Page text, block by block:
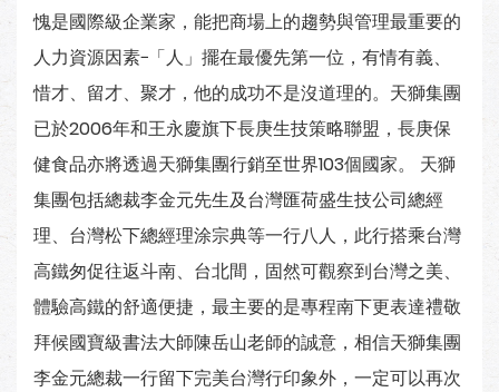
愧是國際級企業家，能把商場上的趨勢與管理最重要的
人力資源因素−「人」擺在最優先第一位，有情有義、
惜才、留才、聚才，他的成功不是沒道理的。天獅集團
已於2006年和王永慶旗下長庚生技策略聯盟，長庚保
健食品亦將透過天獅集團行銷至世界103個國家。 天獅
集團包括總裁李金元先生及台灣匯荷盛生技公司總經
理、台灣松下總經理涂宗典等一行八人，此行搭乘台灣
高鐵匆促往返斗南、台北間，固然可觀察到台灣之美、
體驗高鐵的舒適便捷，最主要的是專程南下更表達禮敬
拜候國寶級書法大師陳岳山老師的誠意，相信天獅集團
李金元總裁一行留下完美台灣行印象外，一定可以再次